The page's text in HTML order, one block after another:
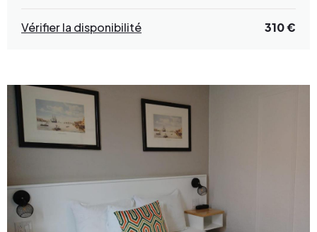
Vérifier la disponibilité 310 €